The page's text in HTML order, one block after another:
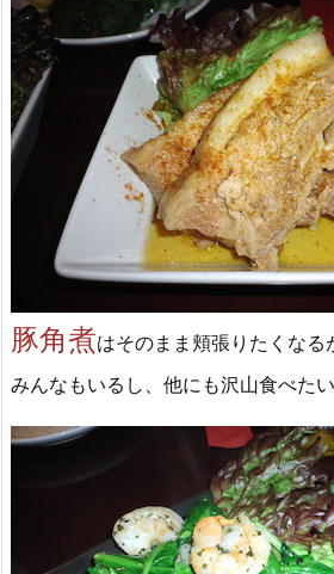
豚角煮はそのまま頬張りたくなる
みんなもいるし、他にも沢山食べた